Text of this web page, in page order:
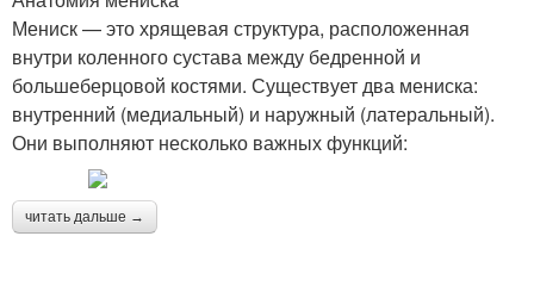
Мениск — это хрящевая структура, расположенная
внутри коленного сустава между бедренной и
большеберцовой костями. Существует два мениска:
внутренний (медиальный) и наружный (латеральный).
Они выполняют несколько важных функций:
читать дальше →